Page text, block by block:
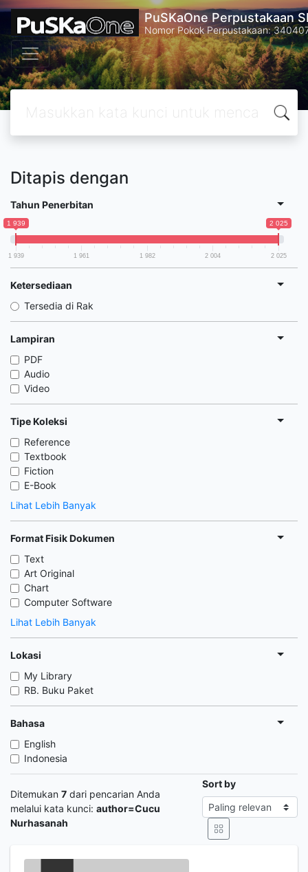
PuSKaOne Perpustakaan
Nomor Pokok Perpustakaan:
Ditapis dengan
Tahun Penerbitan
1 939 2 025
1 939 1 961 1 982 2 004 2 025
Ketersediaan
Tersedia di Rak
Lampiran
PDF
Audio
Video
Tipe Koleksi
Reference
Textbook
Fiction
E-Book
Lihat Lebih Banyak
Format Fisik Dokumen
Text
Art Original
Chart
Computer Software
Lihat Lebih Banyak
Lokasi
My Library
RB. Buku Paket
Bahasa
English
Indonesia
Ditemukan 7 dari pencarian Anda
melalui kata kunci: author=Cucu
Nurhasanah
Sort by